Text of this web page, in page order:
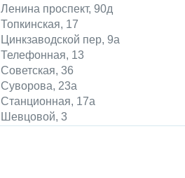
Ленина проспект, 90д
Топкинская, 17
Цинкзаводской пер, 9а
Телефонная, 13
Советская, 36
Суворова, 23а
Станционная, 17а
Шевцовой, 3